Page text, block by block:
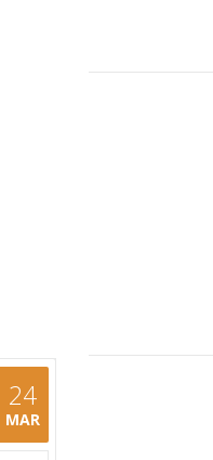
24
MAR